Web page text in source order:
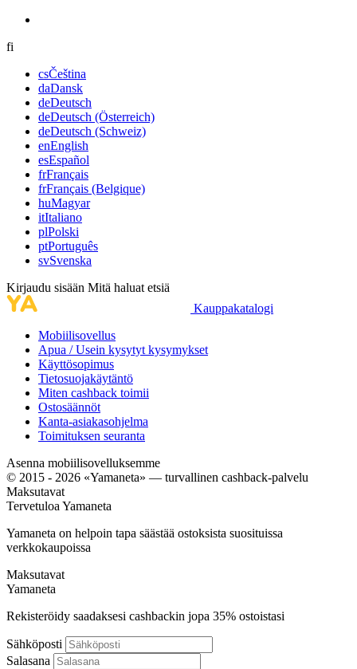
fi
csČeština
daDansk
deDeutsch
deDeutsch (Österreich)
deDeutsch (Schweiz)
enEnglish
esEspañol
frFrançais
frFrançais (Belgique)
huMagyar
itItaliano
plPolski
ptPortuguês
svSvenska
Kirjaudu sisään Mitä haluat etsiä
Kauppakatalogi
Mobiilisovellus
Apua / Usein kysytyt kysymykset
Käyttösopimus
Tietosuojakäytäntö
Miten cashback toimii
Ostosäännöt
Kanta-asiakasohjelma
Toimituksen seuranta
Asenna mobiilisovelluksemme
© 2015 - 2026 «Yamaneta» — turvallinen cashback-palvelu
Maksutavat
Tervetuloa Yamaneta
Yamaneta on helpoin tapa säästää ostoksista suosituissa
verkkokaupoissa
Maksutavat
Yamaneta
Rekisteröidy saadaksesi cashbackin jopa 35% ostoistasi
Sähköposti
Salasana